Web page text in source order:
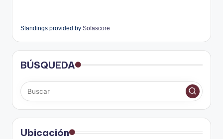
Standings provided by Sofascore
BÚSQUEDA
Ubicación